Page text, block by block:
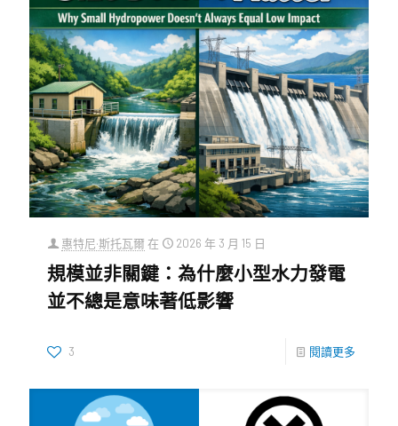
惠特尼·斯托瓦爾 在 2026 年 3 月 15 日
規模並非關鍵：為什麼小型水力發電
並不總是意味著低影響
3 閱讀更多